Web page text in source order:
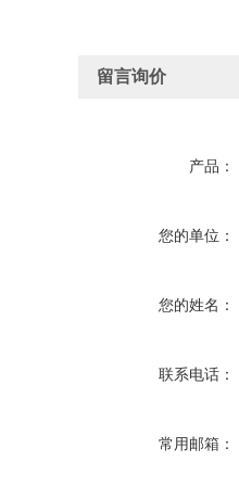
留言询价
产品：
您的单位：
您的姓名：
联系电话：
常用邮箱：